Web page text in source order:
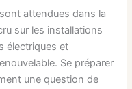
attendues dans la
sur les installations
électriques et
Se préparer
une question de